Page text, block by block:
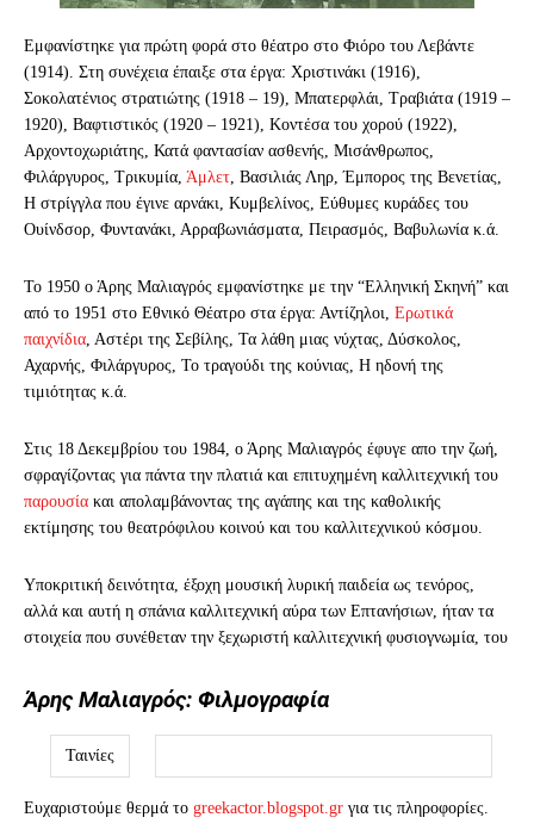
Εμφανίστηκε για πρώτη φορά στο θέατρο στο Φιόρο του Λεβάντε
(1914). Στη συνέχεια έπαιξε στα έργα: Χριστινάκι (1916),
Σοκολατένιος στρατιώτης (1918 – 19), Μπατερφλάι, Τραβιάτα (1919 –
1920), Βαφτιστικός (1920 – 1921), Κοντέσα του χορού (1922),
Αρχοντοχωριάτης, Κατά φαντασίαν ασθενής, Μισάνθρωπος,
Φιλάργυρος, Τρικυμία, Άμλετ , Βασιλιάς Ληρ, Έμπορος της Βενετίας,
Η στρίγγλα που έγινε αρνάκι, Κυμβελίνος, Εύθυμες κυράδες του
Ουίνδσορ, Φυντανάκι, Αρραβωνιάσματα, Πειρασμός, Βαβυλωνία κ.ά.
Το 1950 ο Άρης Μαλιαγρός εμφανίστηκε με την “Ελληνική Σκηνή” και
από το 1951 στο Εθνικό Θέατρο στα έργα: Αντίζηλοι, Ερωτικά
παιχνίδια , Αστέρι της Σεβίλης, Τα λάθη μιας νύχτας, Δύσκολος,
Αχαρνής, Φιλάργυρος, Το τραγούδι της κούνιας, Η ηδονή της
τιμιότητας κ.ά.
Στις 18 Δεκεμβρίου του 1984, ο Άρης Μαλιαγρός έφυγε απο την ζωή,
σφραγίζοντας για πάντα την πλατιά και επιτυχημένη καλλιτεχνική του
παρουσία και απολαμβάνοντας της αγάπης και της καθολικής
εκτίμησης του θεατρόφιλου κοινού και του καλλιτεχνικού κόσμου.
Υποκριτική δεινότητα, έξοχη μουσική λυρική παιδεία ως τενόρος,
αλλά και αυτή η σπάνια καλλιτεχνική αύρα των Επτανήσιων, ήταν τα
στοιχεία που συνέθεταν την ξεχωριστή καλλιτεχνική φυσιογνωμία, του
Άρης Μαλιαγρός: Φιλμογραφία
Ταινίες
Ευχαριστούμε θερμά το greekactor.blogspot.gr για τις πληροφορίες.